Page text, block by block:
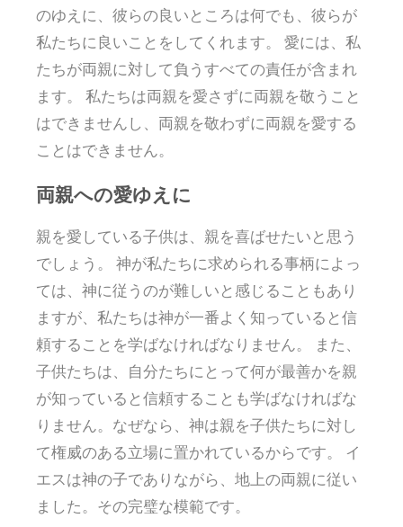
のゆえに、彼らの良いところは何でも、彼らが
私たちに良いことをしてくれます。 愛には、私
たちが両親に対して負うすべての責任が含まれ
ます。 私たちは両親を愛さずに両親を敬うこと
はできませんし、両親を敬わずに両親を愛する
ことはできません。
両親への愛ゆえに
親を愛している子供は、親を喜ばせたいと思う
でしょう。 神が私たちに求められる事柄によっ
ては、神に従うのが難しいと感じることもあり
ますが、私たちは神が一番よく知っていると信
頼することを学ばなければなりません。 また、
子供たちは、自分たちにとって何が最善かを親
が知っていると信頼することも学ばなければな
りません。なぜなら、神は親を子供たちに対し
て権威のある立場に置かれているからです。 イ
エスは神の子でありながら、地上の両親に従い
ました。その完璧な模範です。